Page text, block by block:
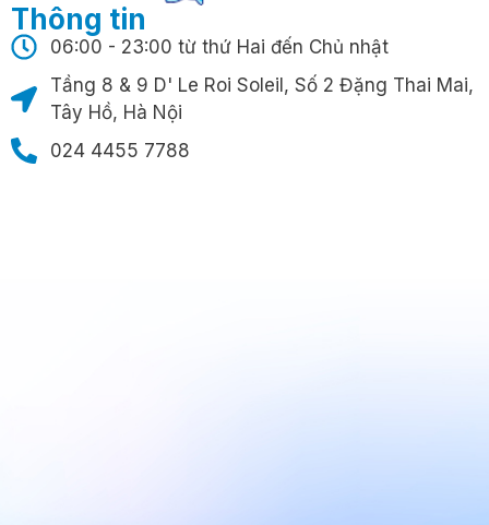
Thông tin
06:00 - 23:00 từ thứ Hai đến Chủ nhật
Tầng 8 & 9 D' Le Roi Soleil, Số 2 Đặng Thai Mai,
Tây Hồ, Hà Nội
024 4455 7788